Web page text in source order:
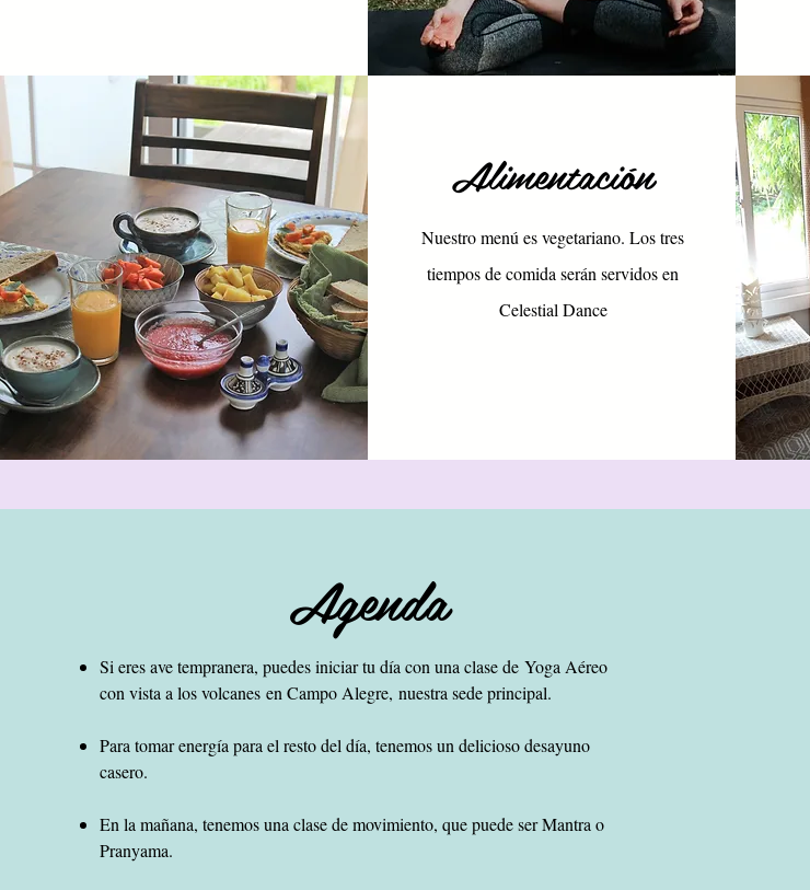
Alimentación
Nuestro menú es vegetariano. Los tres
tiempos de comida serán servidos en
Celestial Dance
Agenda
Si eres ave tempranera, puedes iniciar tu día con una clase de Yoga Aéreo
con vista a los volcanes en Campo Alegre, nuestra sede principal.
Para tomar energía para el resto del día, tenemos un delicioso desayuno
casero.
En la mañana, tenemos una clase de movimiento, que puede ser Mantra o
Pranyama.